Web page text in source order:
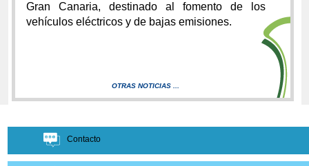
Gran Canaria, destinado al fomento de los
vehículos eléctricos y de bajas emisiones.
OTRAS NOTICIAS ...
Contacto